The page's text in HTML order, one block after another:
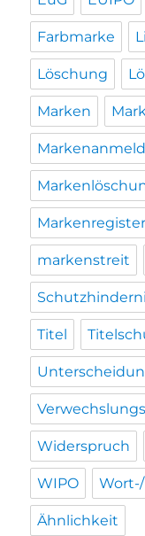
Farbmarke
Löschung
Marken
Markenregister
markenstreit
Titel
Widerspruch
WIPO
Ähnlichkeit